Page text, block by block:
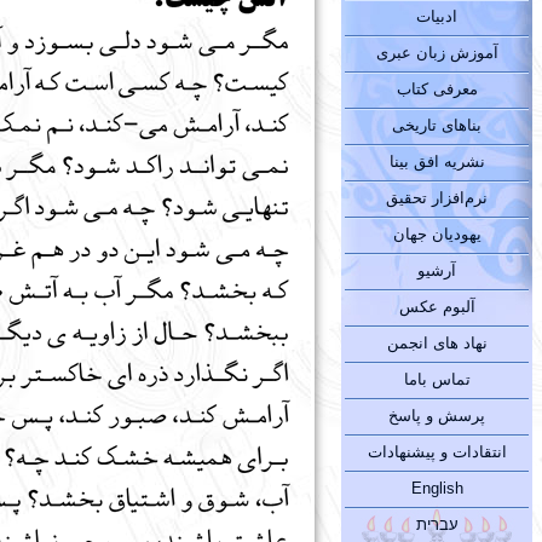
ادبیات
آموزش زبان عبری
معرفی کتاب
بناهای تاریخی
نشریه افق بینا
نرم‌افزار تحقیق
یهودیان جهان
آرشیو
آلبوم عکس
نهاد های انجمن
تماس باما
پرسش و پاسخ
انتقادات و پیشنهادات
English
עברית